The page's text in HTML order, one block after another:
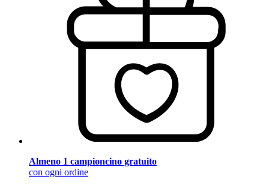
Almeno 1 campioncino gratuito
con ogni ordine